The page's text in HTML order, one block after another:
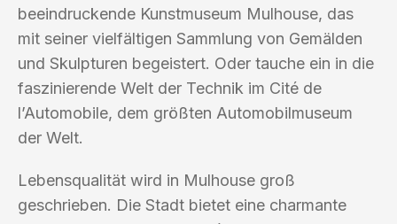
beeindruckende Kunstmuseum Mulhouse, das
mit seiner vielfältigen Sammlung von Gemälden
und Skulpturen begeistert. Oder tauche ein in die
faszinierende Welt der Technik im Cité de
l’Automobile, dem größten Automobilmuseum
der Welt.
Lebensqualität wird in Mulhouse groß
geschrieben. Die Stadt bietet eine charmante